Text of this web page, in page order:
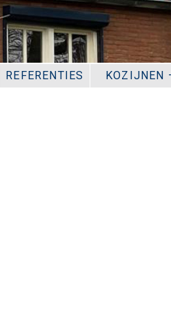
REFERENTIES KOZIJNEN